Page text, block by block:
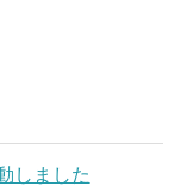
しました